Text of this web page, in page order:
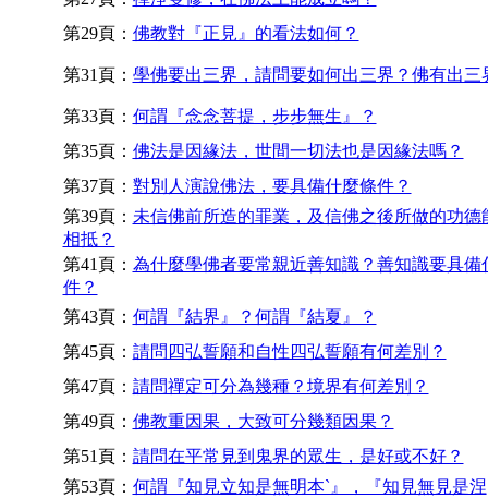
第29頁： 佛教對『正見』的看法如何？
第31頁： 學佛要出三界，請問要如何出三界？佛有出三
第33頁： 何謂『念念菩提，步步無生』？
第35頁： 佛法是因緣法，世間一切法也是因緣法嗎？
第37頁： 對別人演說佛法，要具備什麼條件？
第39頁： 未信佛前所造的罪業，及信佛之後所做的功德
相抵？
第41頁： 為什麼學佛者要常親近善知識？善知識要具備
件？
第43頁： 何謂『結界』？何謂『結夏』？
第45頁： 請問四弘誓願和自性四弘誓願有何差別？
第47頁： 請問禪定可分為幾種？境界有何差別？
第49頁： 佛教重因果，大致可分幾類因果？
第51頁： 請問在平常見到鬼界的眾生，是好或不好？
第53頁： 何謂『知見立知是無明本`』，『知見無見是涅